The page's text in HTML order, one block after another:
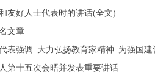
友好人士代表时的讲话(全文)
文章
第十五次会晤并发表重要讲话